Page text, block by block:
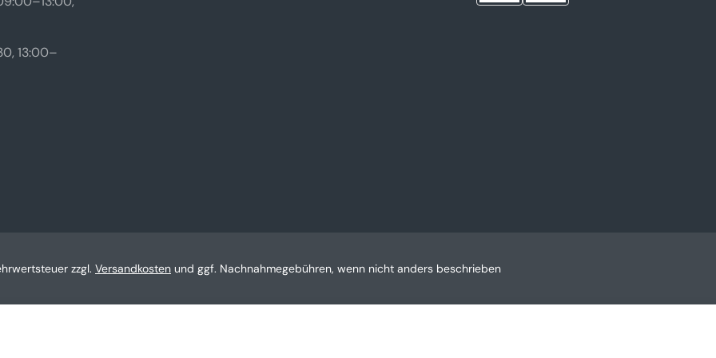
13:00–
zzgl. Versandkosten und ggf. Nachnahmegebühren, wenn nicht anders beschrieben